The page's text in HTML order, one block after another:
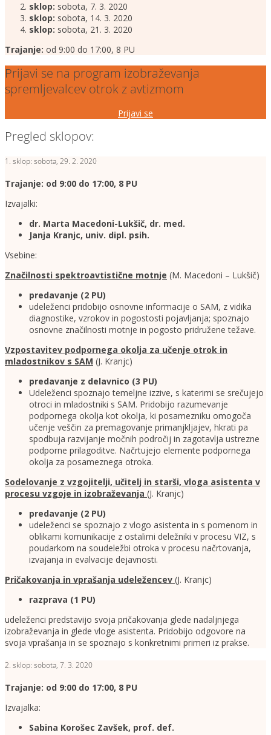
sklop: sobota, 7. 3. 2020
sklop: sobota, 14. 3. 2020
sklop: sobota, 21. 3. 2020
Trajanje: od 9:00 do 17:00, 8 PU
Prijavi se na program izobraževanja
spremljevalcev otrok z avtizmom
Prijavi se
Pregled sklopov:
1. sklop: sobota, 29. 2. 2020
Trajanje: od 9:00 do 17:00, 8 PU
Izvajalki:
dr. Marta Macedoni-Lukšič, dr. med.
Janja Kranjc, univ. dipl. psih.
Vsebine:
Značilnosti spektroavtistične motnje (M. Macedoni – Lukšič)
predavanje (2 PU)
udeleženci pridobijo osnovne informacije o SAM, z vidika
diagnostike, vzrokov in pogostosti pojavljanja; spoznajo
osnovne značilnosti motnje in pogosto pridružene težave.
Vzpostavitev podpornega okolja za učenje otrok in
mladostnikov s SAM (J. Kranjc)
predavanje z delavnico (3 PU)
Udeleženci spoznajo temeljne izzive, s katerimi se srečujejo
otroci in mladostniki s SAM. Pridobijo razumevanje
podpornega okolja kot okolja, ki posamezniku omogoča
učenje veščin za premagovanje primanjkljajev, hkrati pa
spodbuja razvijanje močnih področij in zagotavlja ustrezne
podporne prilagoditve. Načrtujejo elemente podpornega
okolja za posameznega otroka.
Sodelovanje z vzgojitelji, učitelj in starši, vloga asistenta v
procesu vzgoje in izobraževanja (J. Kranjc)
predavanje (2 PU)
udeleženci se spoznajo z vlogo asistenta in s pomenom in
oblikami komunikacije z ostalimi deležniki v procesu VIZ, s
poudarkom na soudeležbi otroka v procesu načrtovanja,
izvajanja in evalvacije dejavnosti.
Pričakovanja in vprašanja udeležencev (J. Kranjc)
razprava (1 PU)
udeleženci predstavijo svoja pričakovanja glede nadaljnjega
izobraževanja in glede vloge asistenta. Pridobijo odgovore na
svoja vprašanja in se spoznajo s konkretnimi primeri iz prakse.
2. sklop: sobota, 7. 3. 2020
Trajanje: od 9:00 do 17:00, 8 PU
Izvajalka:
Sabina Korošec Zavšek, prof. def.